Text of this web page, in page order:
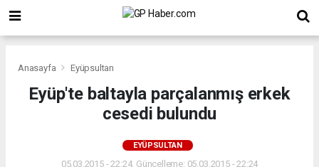
Anasayfa Eyüpsultan
Eyüp'te baltayla parçalanmış erkek
cesedi bulundu
EYÜPSULTAN
05.03.2015 - 22:24, Güncelleme: 05.03.2015 - 22:24